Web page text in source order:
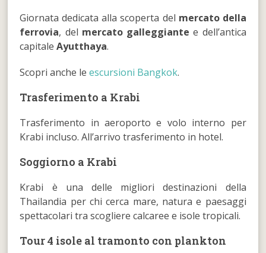
Giornata dedicata alla scoperta del mercato della
ferrovia, del mercato galleggiante e dell’antica
capitaleAyutthaya.
Scopri anche leescursioni Bangkok.
Trasferimento a Krabi
Trasferimento in aeroporto e volo interno per
Krabi incluso. All’arrivo trasferimento in hotel.
Soggiorno a Krabi
Krabi è una delle migliori destinazioni della
Thailandia per chi cerca mare, natura e paesaggi
spettacolari tra scogliere calcaree e isole tropicali.
Tour 4 isole al tramonto con plankton